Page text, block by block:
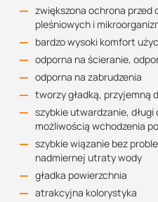
zwiększona ochrona przed
pleśniowych i
bardzo wysoki komfort
odporna na ścieranie,
odporna na zabrudzenia
tworzy gładką, przyjemną
szybkie utwardzanie,
możliwością wchodzenia
szybkie wiązanie bez
nadmiernej utraty wody
gładka powierzchnia
atrakcyjna kolorystyka